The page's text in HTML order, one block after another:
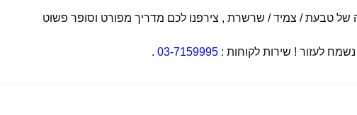
טבעת / צמיד / שרשרת , צירפנו לכם מדריך מפורט וסופר פשוט
לעזור ! שירות לקוחות : 03-7159995
.